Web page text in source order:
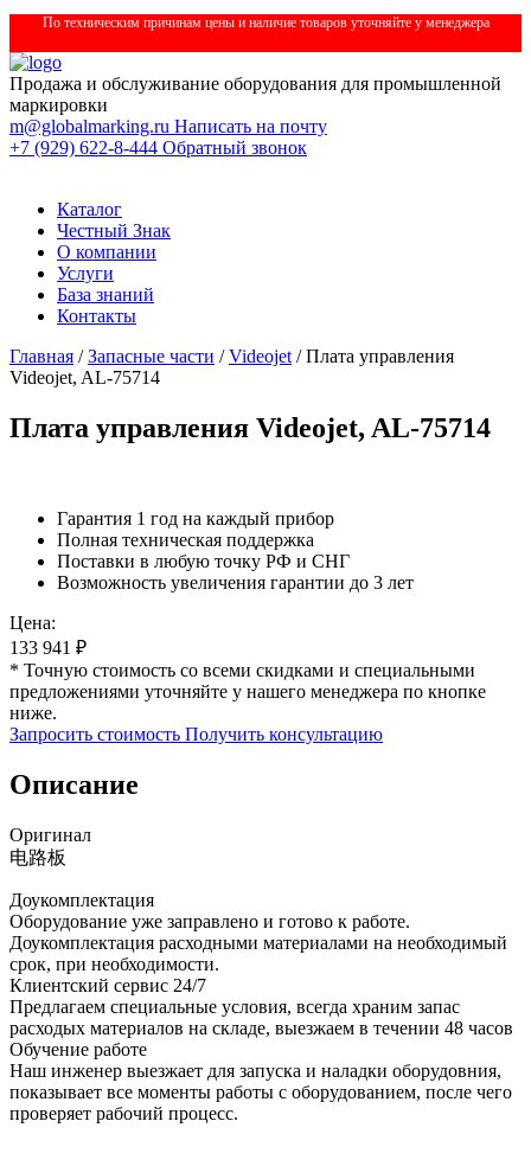
По техническим причинам цены и наличие товаров уточняйте у менеджера
Продажа и обслуживание оборудования для промышленной
маркировки
m@globalmarking.ru Написать на почту
+7 (929) 622-8-444 Обратный звонок
Каталог
Честный Знак
О компании
Услуги
База знаний
Контакты
Главная /Запасные части /Videojet / Плата управления
Videojet, AL-75714
Плата управления Videojet, AL-75714
Гарантия 1 год на каждый прибор
Полная техническая поддержка
Поставки в любую точку РФ и СНГ
Возможность увеличения гарантии до 3 лет
Цена:
133 941 ₽
* Точную стоимость со всеми скидками и специальными
предложениями уточняйте у нашего менеджера по кнопке
ниже.
Запросить стоимость Получить консультацию
Описание
Оригинал
电路板
Доукомплектация
Оборудование уже заправлено и готово к работе.
Доукомплектация расходными материалами на необходимый
срок, при необходимости.
Клиентский сервис 24/7
Предлагаем специальные условия, всегда храним запас
расходых материалов на складе, выезжаем в течении 48 часов
Обучение работе
Наш инженер выезжает для запуска и наладки оборудовния,
показывает все моменты работы с оборудованием, после чего
проверяет рабочий процесс.